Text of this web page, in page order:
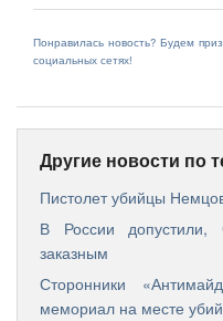
Понравилась новость? Будем
социальных сетях!
Другие новости по
Пистолет убийцы
В России
заказным
Сторонники
мемориал на месте